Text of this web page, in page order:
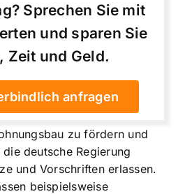
Sprechen Sie mit
und sparen Sie
Zeit und Geld.
anfragen
zu fördern und
deutsche Regierung
und Vorschriften erlassen.
beispielsweise